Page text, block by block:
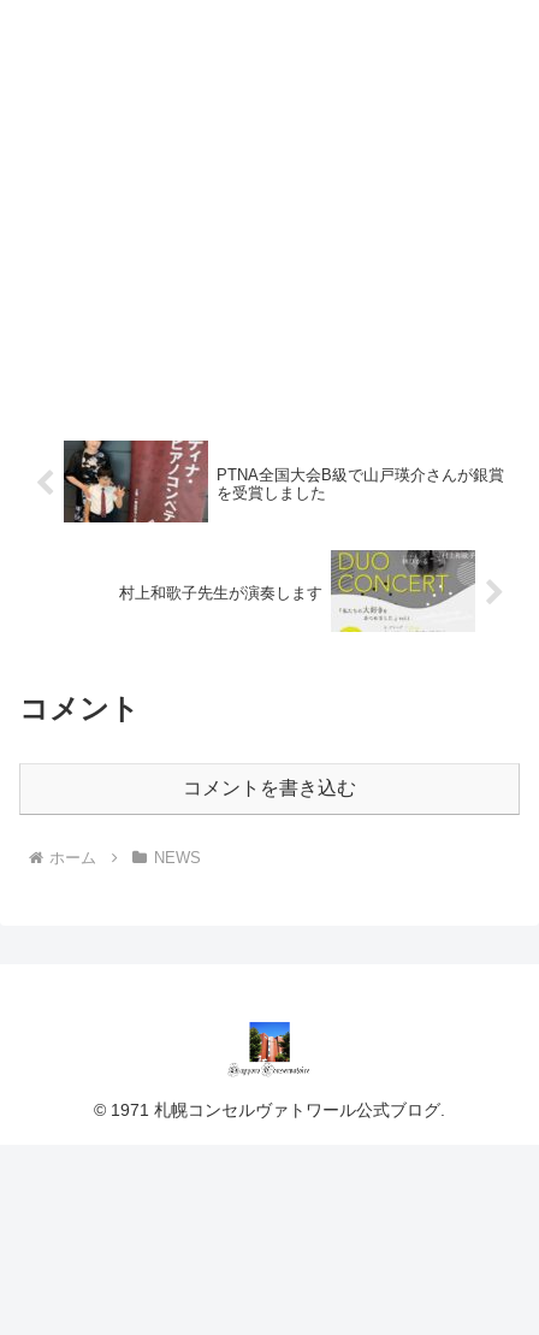
PTNA全国大会B級で山戸瑛介さんが銀賞
を受賞しました
村上和歌子先生が演奏します
コメント
コメントを書き込む
ホーム NEWS
© 1971 札幌コンセルヴァトワール公式ブログ.